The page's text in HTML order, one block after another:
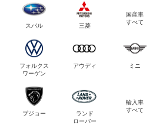
スバル 三菱
国産車
すべて
フォルクス
ワーゲン
アウディ ミニ
プジョー
ランド
ローバー
輸入車
すべて